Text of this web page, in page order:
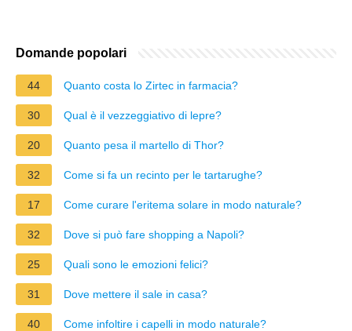
Domande popolari
44 Quanto costa lo Zirtec in farmacia?
30 Qual è il vezzeggiativo di lepre?
20 Quanto pesa il martello di Thor?
32 Come si fa un recinto per le tartarughe?
17 Come curare l'eritema solare in modo naturale?
32 Dove si può fare shopping a Napoli?
25 Quali sono le emozioni felici?
31 Dove mettere il sale in casa?
40 Come infoltire i capelli in modo naturale?